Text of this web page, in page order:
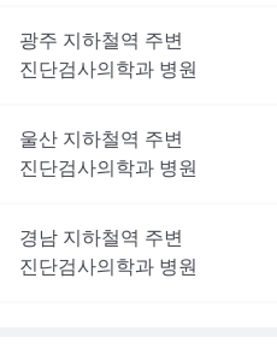
광주 지하철역 주변
진단검사의학과 병원
울산 지하철역 주변
진단검사의학과 병원
경남 지하철역 주변
진단검사의학과 병원